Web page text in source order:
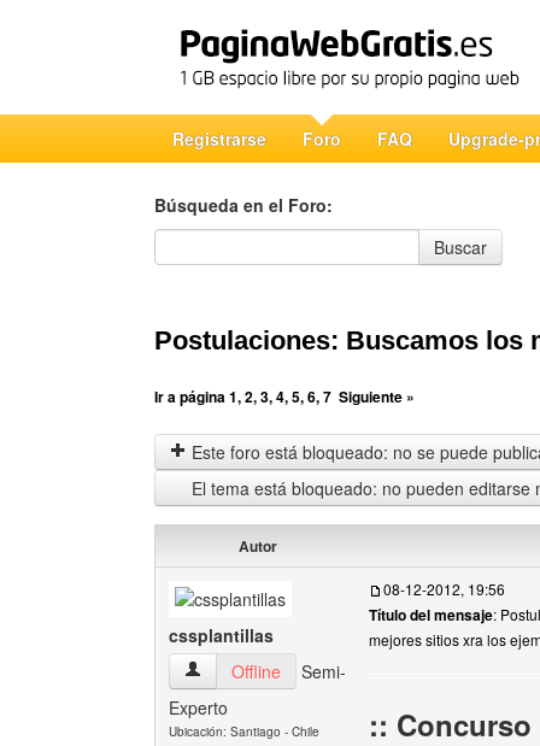
Registrarse Foro FAQ Upgrade-
Búsqueda en el Foro:
Búsqueda en el Foro
Buscar
Postulaciones: Buscamos los
Ir a página1,2,3,4,5,6,7 Siguiente »
Este foro está bloqueado: no se puede
El tema está bloqueado: no pueden editarse
Autor
cssplantillas
cssplantillas Ver perfil del usuario
Offline
Semi-
Experto
Ubicación: Santiago - Chile
08-12-2012, 19:56
Título del mensaje:
mejores sitios xra los
::